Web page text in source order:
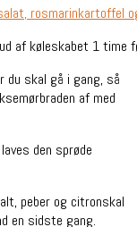
af køleskabet 1 time
du skal gå i gang, så
af med
den sprøde
peber og citronskal
en sidste gang.